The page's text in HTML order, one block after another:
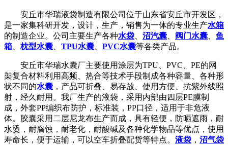
安丘市华瑞液袋制造有限公司位于山东省安丘市开发区，
是一家集科研开发，设计，生产，销售为一体的专业生产水箱
的制造企业。公司主要生产各种水袋、 沼汽囊、 阀门水囊、 鱼
箱、 枕型水囊、 TPU水囊、 PVC水囊等各类产品。
安丘市华瑞水囊厂主要使用涂层为TPU、PVC、PE的网
架复合材料利用高频、热合等技术手段制成各种容量、各种形
状不同的水囊 ，产品可折叠、易存放、使用方便、抗紫外线照
射，经久耐用。我厂生产的液袋，采用内部由四层PE膜制
成，外套PP编织布防护，标准装，PP口径，适用于非危液
体。胶囊采用二层尼龙布生产而成，具有轻便，防晒遮雨，耐
水烫，耐腐蚀，耐老化，耐酸碱及各种化学物品等优点，使用
寿命长，便于运输，可以空车折叠配货等特点。 液袋 ， 沼气袋